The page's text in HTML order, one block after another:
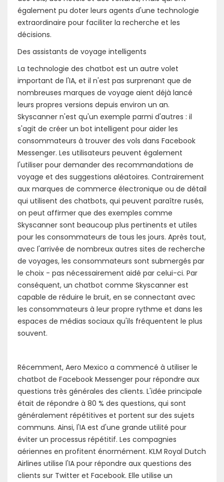
également pu doter leurs agents d'une technologie
extraordinaire pour faciliter la recherche et les
décisions.
Des assistants de voyage intelligents
La technologie des chatbot est un autre volet
important de l'IA, et il n'est pas surprenant que de
nombreuses marques de voyage aient déjà lancé
leurs propres versions depuis environ un an.
Skyscanner n'est qu'un exemple parmi d'autres : il
s'agit de créer un bot intelligent pour aider les
consommateurs à trouver des vols dans Facebook
Messenger. Les utilisateurs peuvent également
l'utiliser pour demander des recommandations de
voyage et des suggestions aléatoires. Contrairement
aux marques de commerce électronique ou de détail
qui utilisent des chatbots, qui peuvent paraître rusés,
on peut affirmer que des exemples comme
Skyscanner sont beaucoup plus pertinents et utiles
pour les consommateurs de tous les jours. Après tout,
avec l'arrivée de nombreux autres sites de recherche
de voyages, les consommateurs sont submergés par
le choix - pas nécessairement aidé par celui-ci. Par
conséquent, un chatbot comme Skyscanner est
capable de réduire le bruit, en se connectant avec
les consommateurs à leur propre rythme et dans les
espaces de médias sociaux qu'ils fréquentent le plus
souvent.
Récemment, Aero Mexico a commencé à utiliser le
chatbot de Facebook Messenger pour répondre aux
questions très générales des clients. L'idée principale
était de répondre à 80 % des questions, qui sont
généralement répétitives et portent sur des sujets
communs. Ainsi, l'IA est d'une grande utilité pour
éviter un processus répétitif. Les compagnies
aériennes en profitent énormément. KLM Royal Dutch
Airlines utilise l'IA pour répondre aux questions des
clients sur Twitter et Facebook. Elle utilise un